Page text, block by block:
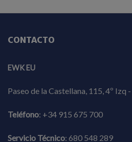
CONTACTO
EWK EU
Paseo de la Castellana, 115, 4º
Teléfono: +34 915 675 700
Servicio Técnico: 680 548 289